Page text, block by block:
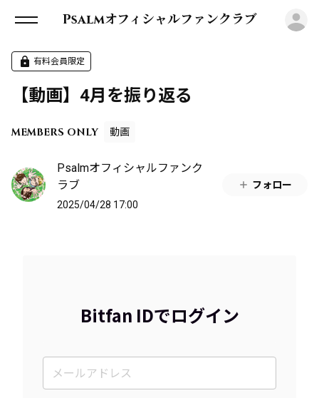
Psalmオフィシャルファンクラブ
有料会員限定
【動画】4月を振り返る
MEMBERS ONLY 動画
Psalmオフィシャルファンク
ラブ
2025/04/28 17:00
フォロー
Bitfan IDでログイン